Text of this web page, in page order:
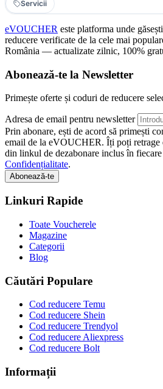
Servicii
eVOUCHER este platforma unde
reducere verificate de la cele mai
România — actualizate zilnic, 100%
Abonează-te la Newsletter
Primește oferte și coduri de reducere
Adresa de email pentru newsletter
Prin abonare, ești de acord să primești
email de la eVOUCHER. Îți poți retrage
din linkul de dezabonare inclus în
Confidențialitate.
Abonează-te
Linkuri Rapide
Toate Voucherele
Magazine
Categorii
Blog
Căutări Populare
Cod reducere Temu
Cod reducere Shein
Cod reducere Trendyol
Cod reducere Aliexpress
Cod reducere Bolt
Informații